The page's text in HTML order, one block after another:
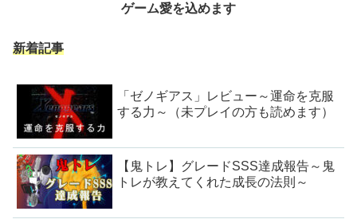
ゲーム愛を込めます
新着記事
「ゼノギアス」レビュー～運命を克服
する力～（未プレイの方も読めます）
【鬼トレ】グレードSSS達成報告～鬼
トレが教えてくれた成長の法則～